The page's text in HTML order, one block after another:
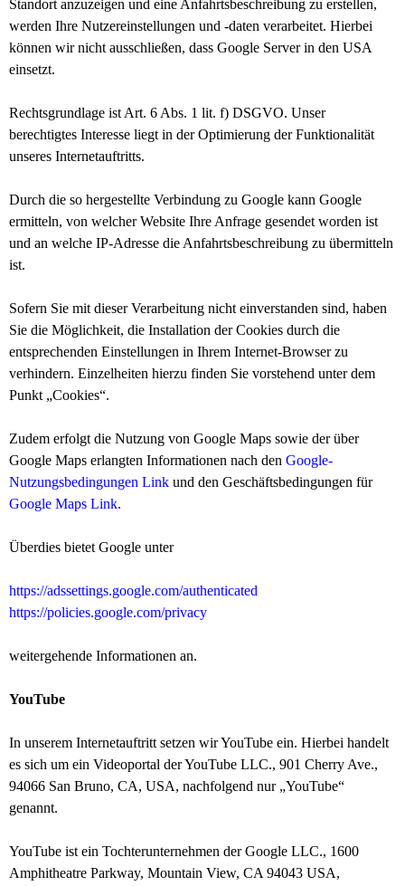
Standort anzuzeigen und eine Anfahrtsbeschreibung zu erstellen,
werden Ihre Nutzereinstellungen und -daten verarbeitet. Hierbei
können wir nicht ausschließen, dass Google Server in den USA
einsetzt.
Rechtsgrundlage ist Art. 6 Abs. 1 lit. f) DSGVO. Unser
berechtigtes Interesse liegt in der Optimierung der Funktionalität
unseres Internetauftritts.
Durch die so hergestellte Verbindung zu Google kann Google
ermitteln, von welcher Website Ihre Anfrage gesendet worden ist
und an welche IP-Adresse die Anfahrtsbeschreibung zu übermitteln
ist.
Sofern Sie mit dieser Verarbeitung nicht einverstanden sind, haben
Sie die Möglichkeit, die Installation der Cookies durch die
entsprechenden Einstellungen in Ihrem Internet-Browser zu
verhindern. Einzelheiten hierzu finden Sie vorstehend unter dem
Punkt „Cookies“.
Zudem erfolgt die Nutzung von Google Maps sowie der über
Google Maps erlangten Informationen nach den Google-
Nutzungsbedingungen Link und den Geschäftsbedingungen für
Google Maps Link.
Überdies bietet Google unter
https://adssettings.google.com/authenticated
https://policies.google.com/privacy
weitergehende Informationen an.
YouTube
In unserem Internetauftritt setzen wir YouTube ein. Hierbei handelt
es sich um ein Videoportal der YouTube LLC., 901 Cherry Ave.,
94066 San Bruno, CA, USA, nachfolgend nur „YouTube“
genannt.
YouTube ist ein Tochterunternehmen der Google LLC., 1600
Amphitheatre Parkway, Mountain View, CA 94043 USA,